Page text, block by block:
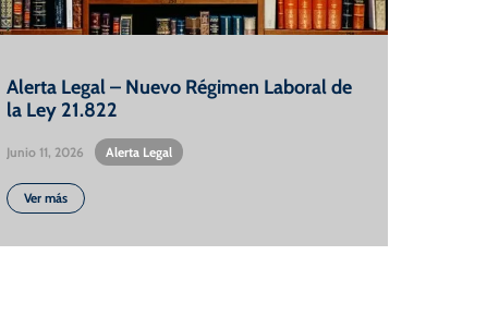
Alerta Legal – Nuevo Régimen Laboral de
la Ley 21.822
Junio 11, 2026 Alerta Legal
Ver más